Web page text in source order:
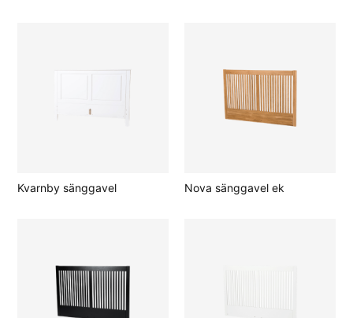
Kvarnby sänggavel Nova sänggavel ek